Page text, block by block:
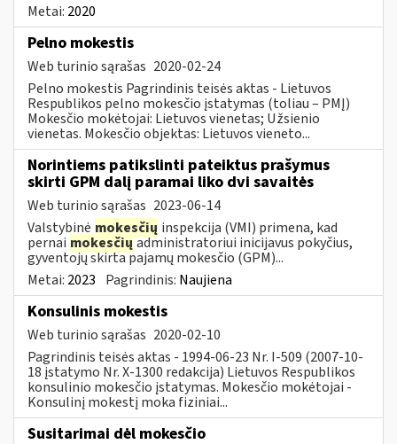
Metai: 2020
Pelno mokestis
Web turinio sąrašas 2020-02-24
Pelno mokestis Pagrindinis teisės aktas - Lietuvos
Respublikos pelno mokesčio įstatymas (toliau – PMĮ)
Mokesčio mokėtojai: Lietuvos vienetas; Užsienio
vienetas. Mokesčio objektas: Lietuvos vieneto...
Norintiems patikslinti pateiktus prašymus
skirti GPM dalį paramai liko dvi savaitės
Web turinio sąrašas 2023-06-14
Valstybinė mokesčių inspekcija (VMI) primena, kad
pernai mokesčiųadministratoriui inicijavus pokyčius,
gyventojų skirta pajamų mokesčio (GPM)...
Metai: 2023 Pagrindinis: Naujiena
Konsulinis mokestis
Web turinio sąrašas 2020-02-10
Pagrindinis teisės aktas - 1994-06-23 Nr. I-509 (2007-10-
18 įstatymo Nr. X-1300 redakcija) Lietuvos Respublikos
konsulinio mokesčio įstatymas. Mokesčio mokėtojai -
Konsulinį mokestį moka fiziniai...
Susitarimai dėl mokesčio